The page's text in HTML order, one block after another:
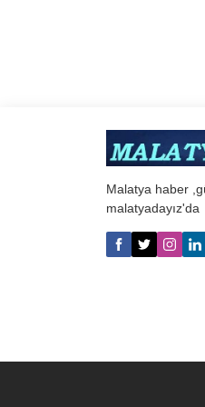
Malatya haber
malatyadayız'da